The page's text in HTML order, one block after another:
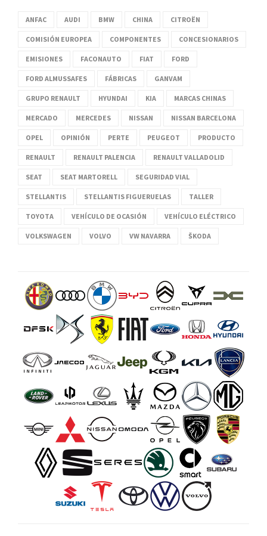
ANFAC AUDI BMW CHINA CITROËN
COMISIÓN EUROPEA COMPONENTES CONCESIONARIOS
EMISIONES FACONAUTO FIAT FORD
FORD ALMUSSAFES FÁBRICAS GANVAM
GRUPO RENAULT HYUNDAI KIA MARCAS CHINAS
MERCADO MERCEDES NISSAN NISSAN BARCELONA
OPEL OPINIÓN PERTE PEUGEOT PRODUCTO
RENAULT RENAULT PALENCIA RENAULT VALLADOLID
SEAT SEAT MARTORELL SEGURIDAD VIAL
STELLANTIS STELLANTIS FIGUERUELAS TALLER
TOYOTA VEHÍCULO DE OCASIÓN VEHÍCULO ELÉCTRICO
VOLKSWAGEN VOLVO VW NAVARRA ŠKODA